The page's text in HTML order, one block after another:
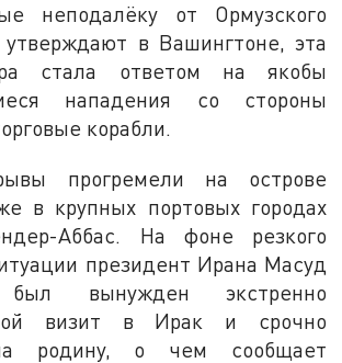
неподалёку от Ормузского
утверждают в Вашингтоне, эта
стала ответом на якобы
нападения со стороны
корабли.
прогремели на острове
в крупных портовых городах
Аббас. На фоне резкого
президент Ирана Масуд
был вынужден экстренно
визит в Ирак и срочно
родину, о чем сообщает